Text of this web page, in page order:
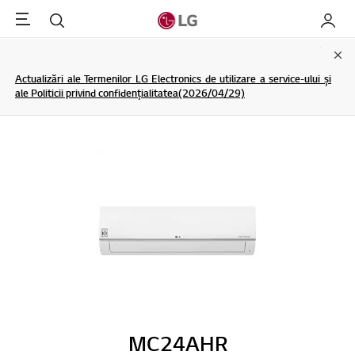
Menu Cautare My LG
Actualizări ale Termenilor LG Electronics de utilizare a service-ului și
ale Politicii privind confidențialitatea(2026/04/29)
MC24AHR